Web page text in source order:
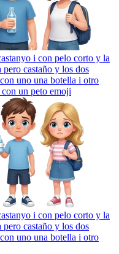
i con pelo corto y la
castaño y los dos
uno una botella i otro
un peto emoji
i con pelo corto y la
castaño y los dos
uno una botella i otro